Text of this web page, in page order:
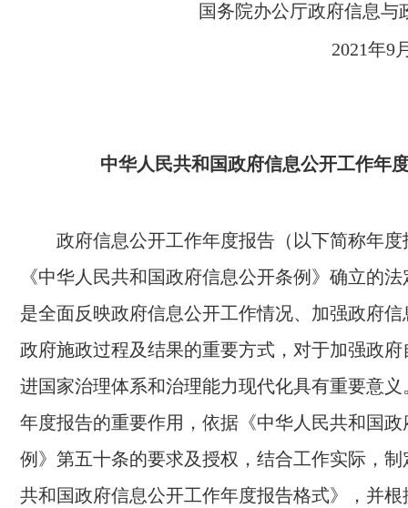
国务院办公厅政府信息与
2021年9
中华人民共和国政府信息公开工作年
政府信息公开工作年度报告（以下简称年度
《中华人民共和国政府信息公开条例》确立的
是全面反映政府信息公开工作情况、加强政府
政府施政过程及结果的重要方式，对于加强政
进国家治理体系和治理能力现代化具有重要意
年度报告的重要作用，依据《中华人民共和国
例》第五十条的要求及授权，结合工作实际，
共和国政府信息公开工作年度报告格式》，并